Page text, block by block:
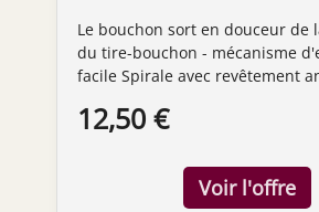
Le bouchon sort en douceur de
du tire-bouchon - mécanisme
facile Spirale avec revêtement
Poignée extra large ouvre les
- ouvre toutes les capsules en
12,50 €